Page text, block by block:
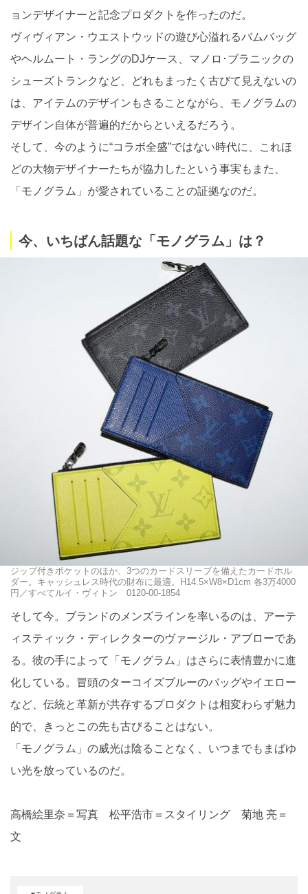
ョンデザイナーと記念プロダクトを作ったのだ。
ヴィヴィアン・ウエストウッドの遊び心溢れるバムバッグ
やヘルムート・ラングのDJケース、マノロ･ブラニックの
シューズトランクなど、どれもまったく古びて見えないの
は、アイテムのデザインもさることながら、モノグラムの
デザイン自体が普遍的だからといえるだろう。
そして、今のように“コラボ全盛”ではない時代に、これほ
どの大物デザイナーたちが協力したという事実もまた、
「モノグラム」が愛されていることの証拠なのだ。
今、いちばん話題な「モノグラム」は？
ジップ付きポケットのほか、3つのカードスリーブを備えたカードホル
ダー。キャッシュレス時代の財布に最適。H14.5×W8×D1cm 各3万4000
円／すべてルイ・ヴィトン 0120-00-1854
そして今。ブランドのメンズラインを率いるのは、アーテ
ィスティック・ディレクターのヴァージル・アブローであ
る。彼の手によって「モノグラム」はさらに表情豊かに進
化している。冒頭のターコイズブルーのバッグやイエロー
など、伝統と革新が共存するプロダクトは相変わらず魅力
的で、きっとこの先も古びることはない。
「モノグラム」の威光は陰ることなく、いつまでもまばゆ
い光を放っているのだ。
高橋絵里奈＝写真 松平浩市＝スタイリング 菊地 亮＝
文